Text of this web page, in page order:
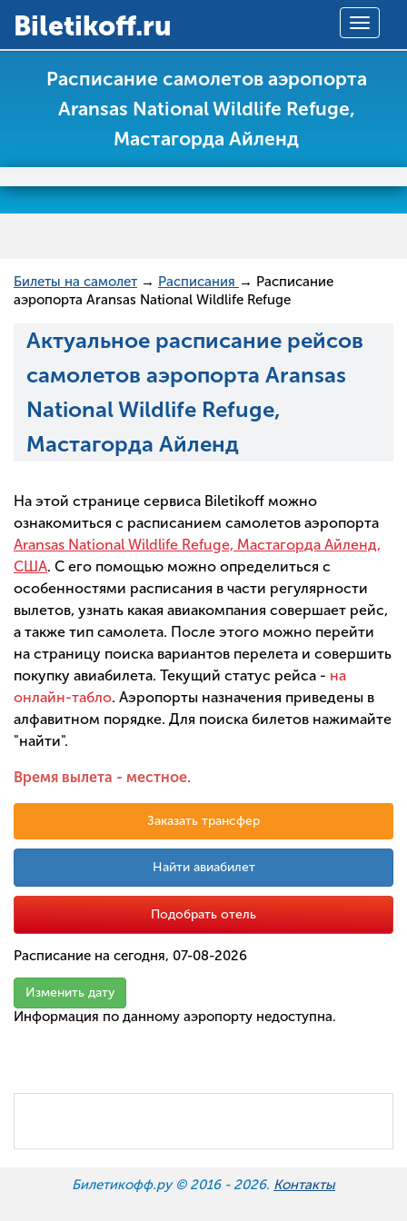
Toggle
Вiletikoff.ru
Расписание самолетов аэропорта
Aransas National Wildlife Refuge,
Мастагорда Айленд
Билеты на самолет → Расписания → Расписание
аэропорта Aransas National Wildlife Refuge
Актуальное расписание рейсов
самолетов аэропорта Aransas
National Wildlife Refuge,
Мастагорда Айленд
На этой странице сервиса Biletikoff можно
ознакомиться с расписанием самолетов аэропорта
Aransas National Wildlife Refuge, Мастагорда Айленд,
США. С его помощью можно определиться с
особенностями расписания в части регулярности
вылетов, узнать какая авиакомпания совершает рейс,
а также тип самолета. После этого можно перейти
на страницу поиска вариантов перелета и совершить
покупку авиабилета. Текущий статус рейса - на
онлайн-табло. Аэропорты назначения приведены в
алфавитном порядке. Для поиска билетов нажимайте
"найти".
Время вылета - местное.
Заказать трансфер
Найти авиабилет
Подобрать отель
Расписание на сегодня, 07-08-2026
Изменить дату
Информация по данному аэропорту недоступна.
Билетикофф.ру © 2016 - 2026. Контакты